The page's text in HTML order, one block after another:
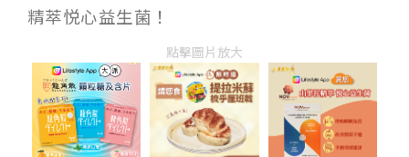
精萃悦心益生菌！
點擊圖片放大